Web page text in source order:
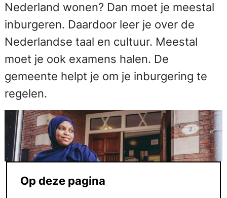
Op deze pagina
Nederland wonen? Dan moet je meestal
inburgeren. Daardoor leer je over de
Nederlandse taal en cultuur. Meestal
moet je ook examens halen. De
gemeente helpt je om je inburgering te
regelen.